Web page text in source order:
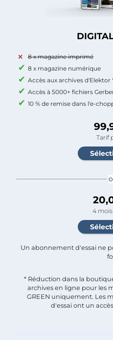
8 x magazine imprimé
8 x magazine numérique
Accès aux archives d'Elektor
Accès à 5000+ fichiers
10 % de remise dans l'e-
Tarif
4 mois
Un abonnement d'essai ne
* Réduction dans la
archives en ligne pour les
GREEN uniquement. Les
d'essai ont un